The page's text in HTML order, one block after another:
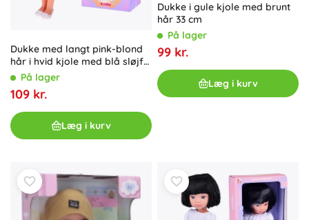
Dukke med langt pink-blond
hår i hvid kjole med blå sløjfe
33 cm
På lager
109 kr.
Læg i kurv
Dukke i gule kjole med brunt
hår 33 cm
På lager
99 kr.
Læg i kurv